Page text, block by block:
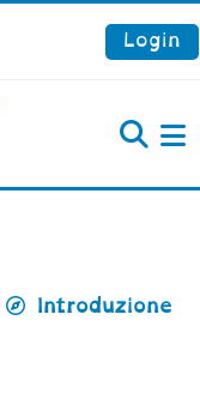
Login
Introduzione